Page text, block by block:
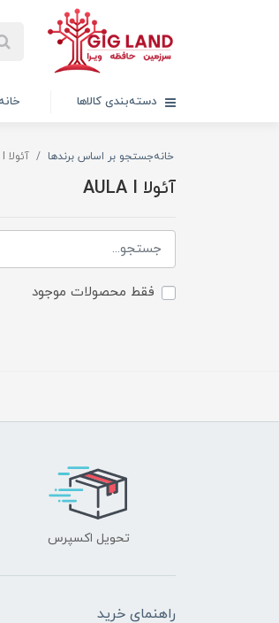
دسته‌بندی کالاها
خانهجستجو بر اساس برندها آئولا AULA I
آئولا AULA I
فقط محصولات موجود
تحویل اکسپرس
راهنمای خرید